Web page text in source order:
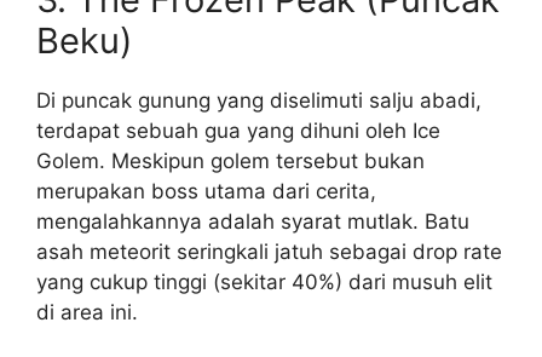
Beku)
Di puncak gunung yang diselimuti salju abadi,
terdapat sebuah gua yang dihuni oleh Ice
Golem. Meskipun golem tersebut bukan
merupakan boss utama dari cerita,
mengalahkannya adalah syarat mutlak. Batu
asah meteorit seringkali jatuh sebagai drop rate
yang cukup tinggi (sekitar 40%) dari musuh elit
di area ini.